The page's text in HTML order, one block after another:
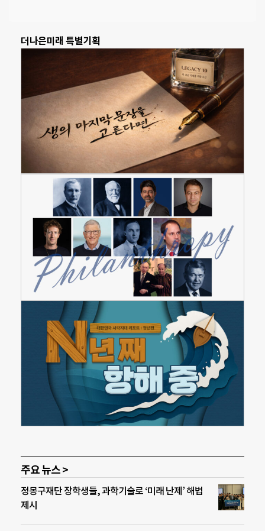
더나은미래 특별기획
주요 뉴스 >
정몽구재단 장학생들, 과학기술로 ‘미래 난제’ 해법
제시